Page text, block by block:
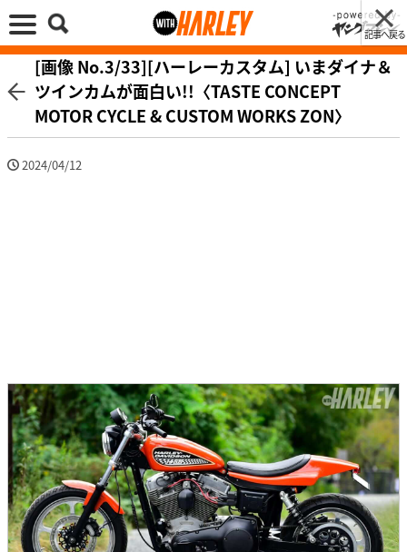
記事へ戻る
[画像 No.3/33][ハーレーカスタム] いまダイナ＆
ツインカムが面白い!!〈TASTE CONCEPT
MOTOR CYCLE & CUSTOM WORKS ZON〉
2024/04/12